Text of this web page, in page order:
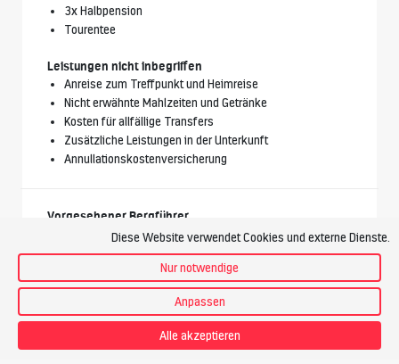
3x Halbpension
Tourentee
Leistungen nicht inbegriffen
Anreise zum Treffpunkt und Heimreise
Nicht erwähnte Mahlzeiten und Getränke
Kosten für allfällige Transfers
Zusätzliche Leistungen in der Unterkunft
Annullationskostenversicherung
Vorgesehener Bergführer
Diese Website verwendet Cookies und externe Dienste.
Nur notwendige
Anpassen
Alle akzeptieren